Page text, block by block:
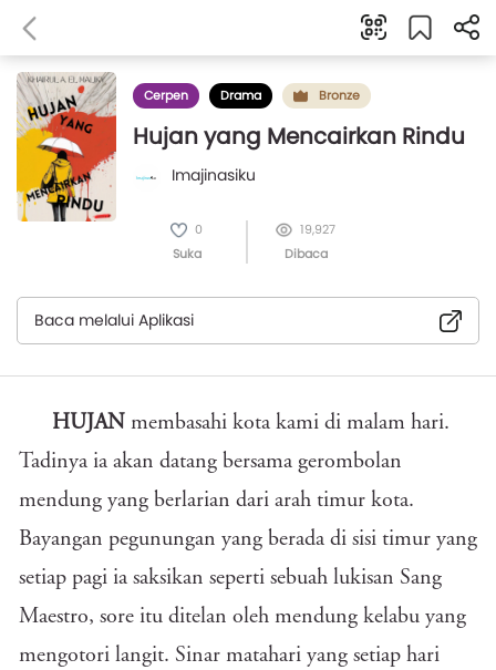
Cerpen Drama Bronze
Hujan yang Mencairkan Rindu
Imajinasiku
0
Suka
19,927
Dibaca
Baca melalui Aplikasi
HUJAN membasahi kota kami di malam hari.
Tadinya ia akan datang bersama gerombolan
mendung yang berlarian dari arah timur kota.
Bayangan pegunungan yang berada di sisi timur yang
setiap pagi ia saksikan seperti sebuah lukisan Sang
Maestro, sore itu ditelan oleh mendung kelabu yang
mengotori langit. Sinar matahari yang setiap hari